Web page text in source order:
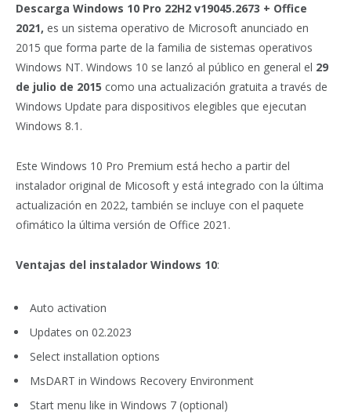
Descarga Windows 10 Pro 22H2 v19045.2673 + Office
2021, es un sistema operativo de Microsoft anunciado en
2015 que forma parte de la familia de sistemas operativos
Windows NT. Windows 10 se lanzó al público en general el 29
de julio de 2015 como una actualización gratuita a través de
Windows Update para dispositivos elegibles que ejecutan
Windows 8.1.
Este Windows 10 Pro Premium está hecho a partir del
instalador original de Micosoft y está integrado con la última
actualización en 2022, también se incluye con el paquete
ofimático la última versión de Office 2021.
Ventajas del instalador Windows 10:
Auto activation
Updates on 02.2023
Select installation options
MsDART in Windows Recovery Environment
Start menu like in Windows 7 (optional)